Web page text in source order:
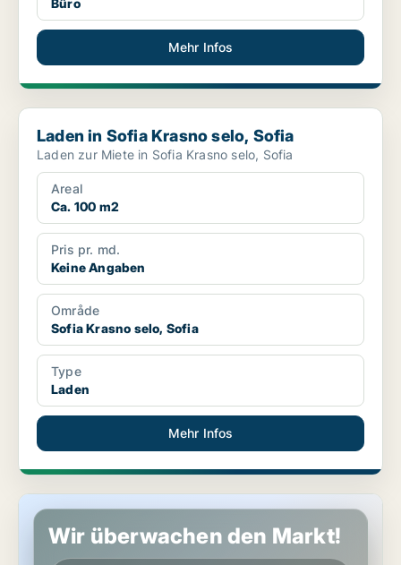
Büro
Mehr Infos
Laden in Sofia Krasno selo, Sofia
Laden in Sofia Krasno selo, Sofia
Laden zur Miete in Sofia Krasno selo, Sofia
Areal
Ca. 100 m2
Pris pr. md.
Keine Angaben
Område
Sofia Krasno selo, Sofia
Type
Laden
Mehr Infos
Laden in Sofia Krasno selo, Sofia
Wir überwachen den Markt!